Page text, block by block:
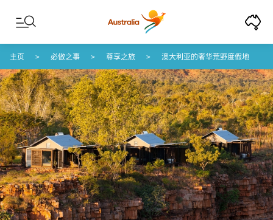
Skip to content
Skip to footer navigation
主页 必做之事 尊享之旅 澳大利亚的奢华荒野度假地